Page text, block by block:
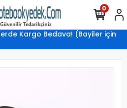
Kargo Bedava! (Bayiler için
0